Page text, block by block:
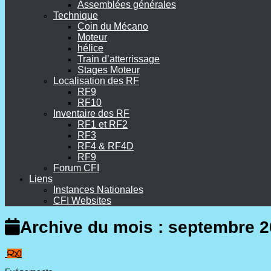
Assemblées générales
Technique
Coin du Mécano
Moteur
hélice
Train d’atterrissage
Stages Moteur
Localisation des RF
RF9
RF10
Inventaire des RF
RF1 et RF2
RF3
RF4 & RF4D
RF9
Forum CFI
Liens
Instances Nationales
CFI Websites
Archive du mois : septembre
0